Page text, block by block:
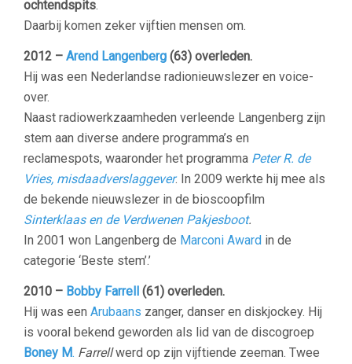
ochtendspits.
Daarbij komen zeker vijftien mensen om.
2012 – Arend Langenberg (63) overleden.
Hij was een Nederlandse radionieuwslezer en voice-
over.
Naast radiowerkzaamheden verleende Langenberg zijn
stem aan diverse andere programma’s en
reclamespots, waaronder het programma Peter R. de
Vries, misdaadverslaggever. In 2009 werkte hij mee als
de bekende nieuwslezer in de bioscoopfilm
Sinterklaas en de Verdwenen Pakjesboot.
In 2001 won Langenberg de Marconi Award in de
categorie ‘Beste stem’.’
2010 – Bobby Farrell (61) overleden.
Hij was een Arubaans zanger, danser en diskjockey. Hij
is vooral bekend geworden als lid van de discogroep
Boney M. Farrellwerd op zijn vijftiende zeeman. Twee